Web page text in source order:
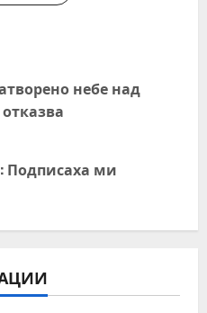
небе над
Подписаха ми